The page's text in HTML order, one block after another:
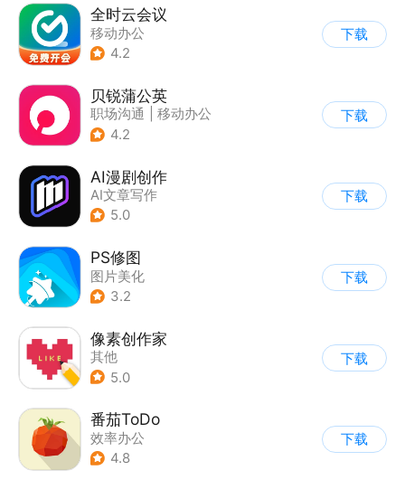
全时云会议
移动办公
4.2
下载
贝锐蒲公英
职场沟通
移动办公
4.2
下载
AI漫剧创作
AI文章写作
5.0
下载
PS修图
图片美化
3.2
下载
像素创作家
其他
5.0
下载
番茄ToDo
效率办公
4.8
下载